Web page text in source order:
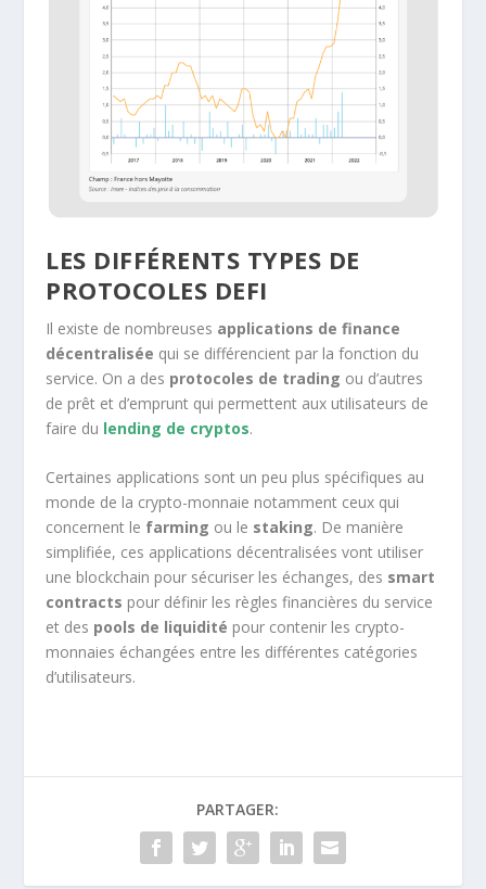
LES DIFFÉRENTS TYPES DE
PROTOCOLES DEFI
Il existe de nombreuses applications de finance
décentralisée qui se différencient par la fonction du
service. On a des protocoles de trading ou d’autres
de prêt et d’emprunt qui permettent aux utilisateurs de
faire du lending de cryptos.
Certaines applications sont un peu plus spécifiques au
monde de la crypto-monnaie notamment ceux qui
concernent le farming ou le staking. De manière
simplifiée, ces applications décentralisées vont utiliser
une blockchain pour sécuriser les échanges, des smart
contracts pour définir les règles financières du service
et des pools de liquidité pour contenir les crypto-
monnaies échangées entre les différentes catégories
d’utilisateurs.
PARTAGER: